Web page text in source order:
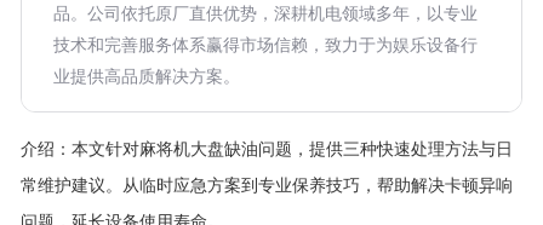
品。公司依托原厂直供优势，深耕机电领域多年，以专业
技术和完善服务体系赢得市场信赖，致力于为娱乐设备行
业提供高品质解决方案。
介绍： 本文针对麻将机大盘缺油问题，提供三种快速处理方法与日
常维护建议。从临时应急方案到专业保养技巧，帮助解决卡顿异响